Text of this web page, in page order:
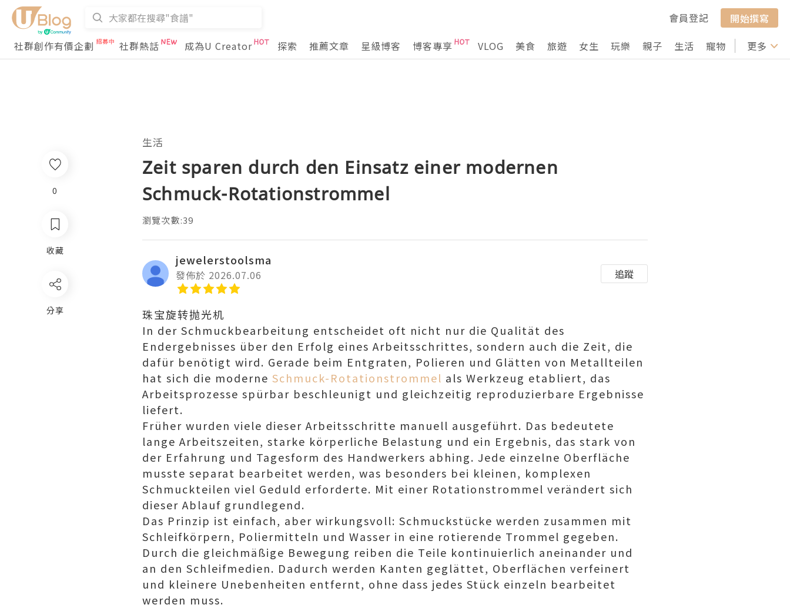
會員登記
開始撰寫
社群創作有價企劃
社群熱話 成為U Creator 探索 推薦文章 星級博客 博客專享 VLOG 美食 旅遊 女生 玩樂 親子 生活 寵物 行山 打卡
更多
生活
Zeit sparen durch den Einsatz einer modernen
Schmuck-Rotationstrommel
瀏覽次數:39
jewelerstoolsma
發佈於 2026.07.06 追蹤
珠宝旋转抛光机
In der Schmuckbearbeitung entscheidet oft nicht nur die Qualität des
Endergebnisses über den Erfolg eines Arbeitsschrittes, sondern auch die Zeit, die
dafür benötigt wird. Gerade beim Entgraten, Polieren und Glätten von Metallteilen
hat sich die moderne Schmuck-Rotationstrommel als Werkzeug etabliert, das
Arbeitsprozesse spürbar beschleunigt und gleichzeitig reproduzierbare Ergebnisse
liefert.
Früher wurden viele dieser Arbeitsschritte manuell ausgeführt. Das bedeutete
lange Arbeitszeiten, starke körperliche Belastung und ein Ergebnis, das stark von
der Erfahrung und Tagesform des Handwerkers abhing. Jede einzelne Oberfläche
musste separat bearbeitet werden, was besonders bei kleinen, komplexen
Schmuckteilen viel Geduld erforderte. Mit einer Rotationstrommel verändert sich
dieser Ablauf grundlegend.
Das Prinzip ist einfach, aber wirkungsvoll: Schmuckstücke werden zusammen mit
Schleifkörpern, Poliermitteln und Wasser in eine rotierende Trommel gegeben.
Durch die gleichmäßige Bewegung reiben die Teile kontinuierlich aneinander und
an den Schleifmedien. Dadurch werden Kanten geglättet, Oberflächen verfeinert
und kleinere Unebenheiten entfernt, ohne dass jedes Stück einzeln bearbeitet
werden muss.
0
收藏
分享